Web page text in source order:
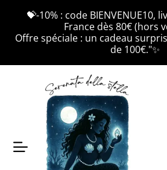
💝-10% : code BIENVENUE10,
France dès 80€ (hors
Offre spéciale : un cadeau
de 100€."✨